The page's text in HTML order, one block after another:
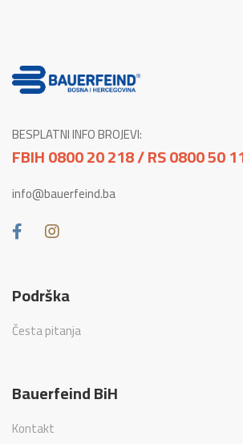
BESPLATNI INFO BROJEVI:
FBIH 0800 20 218 / RS 0800 50
info@bauerfeind.ba
Podrška
Česta pitanja
Bauerfeind BiH
Kontakt